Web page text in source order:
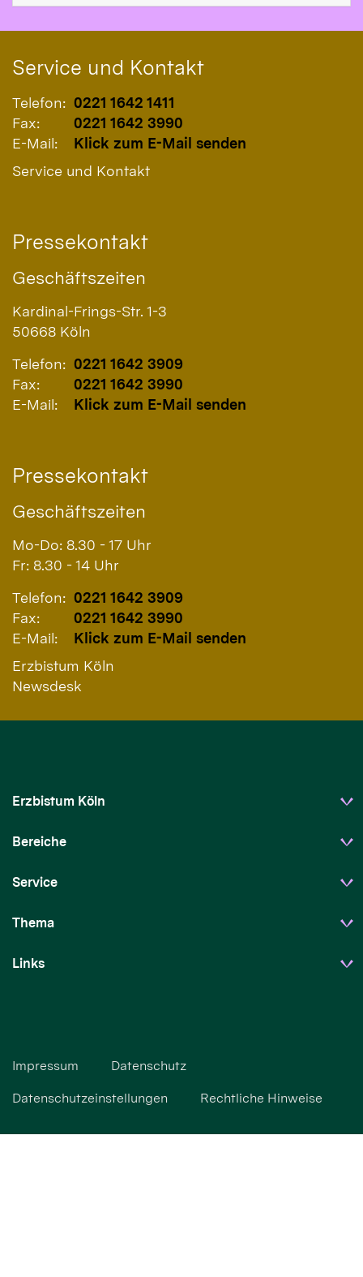
Service und Kontakt
Telefon: 0221 1642 1411
Fax:
0221 1642 3990
E-Mail:
Klick zum E-Mail senden
Service und Kontakt
Pressekontakt
Geschäftszeiten
Kardinal-Frings-Str. 1-3
50668 Köln
Telefon: 0221 1642 3909
Fax:
0221 1642 3990
E-Mail:
Klick zum E-Mail senden
Pressekontakt
Geschäftszeiten
Mo-Do: 8.30 - 17 Uhr
Fr: 8.30 - 14 Uhr
Telefon: 0221 1642 3909
Fax:
0221 1642 3990
E-Mail:
Klick zum E-Mail senden
Erzbistum Köln
Newsdesk
Erzbistum Köln
Bereiche
Service
Thema
Links
Impressum Datenschutz
Datenschutzeinstellungen Rechtliche Hinweise